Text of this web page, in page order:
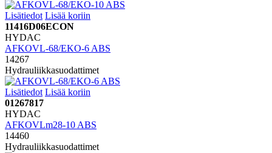
Lisätiedot Lisää koriin
11416D06ECON
HYDAC
AFKOVL-68/EKO-6 ABS
14267
Hydrauliikkasuodattimet
Lisätiedot Lisää koriin
01267817
HYDAC
AFKOVLm28-10 ABS
14460
Hydrauliikkasuodattimet